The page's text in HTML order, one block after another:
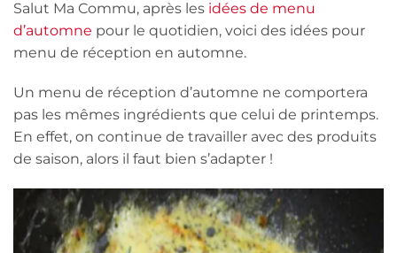
Salut Ma Commu, après les idées de menu
d’automne pour le quotidien, voici des idées pour
menu de réception en automne.
Un menu de réception d’automne ne comportera
pas les mêmes ingrédients que celui de printemps.
En effet, on continue de travailler avec des produits
de saison, alors il faut bien s’adapter !